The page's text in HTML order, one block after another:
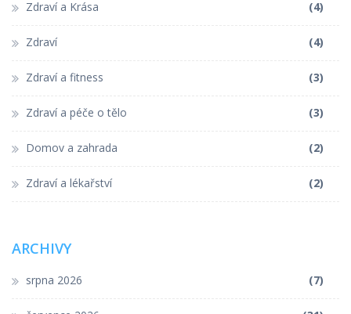
Zdraví a Krása (4)
Zdraví (4)
Zdraví a fitness (3)
Zdraví a péče o tělo (3)
Domov a zahrada (2)
Zdraví a lékařství (2)
ARCHIVY
srpna 2026 (7)